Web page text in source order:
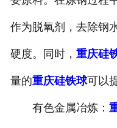
作为脱氧剂，去除钢
硬度。同时， 重庆硅
量的重庆硅铁球可以
有色金属冶炼：